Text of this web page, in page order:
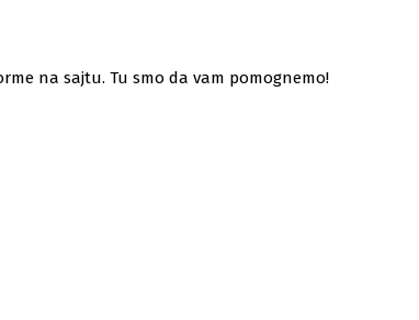
na sajtu. Tu smo da vam pomognemo!